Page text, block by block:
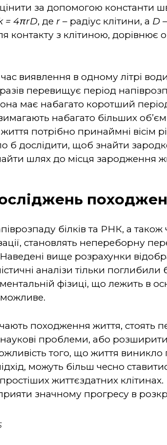
за допомогою константи
= 4πrD, де r – радіус клітини, а D
контакту з клітиною, дорівнює
виявлення в одному літрі
перевищує період
має набагато коротший
набагато більших
потрібно принаймні вісім
б дослідити, щоб знайти
шлях до місця зародження
білків та РНК, а також
становлять непереборну
вище розрахунки
аналізи тільки
фізиці, що лежить в
походження життя, стоять
наукові проблеми, або
того, що життя виникло
можуть більш чесно
життєздатних
значному прогресу в